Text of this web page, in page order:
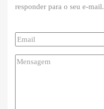
responder para o seu e-mail.